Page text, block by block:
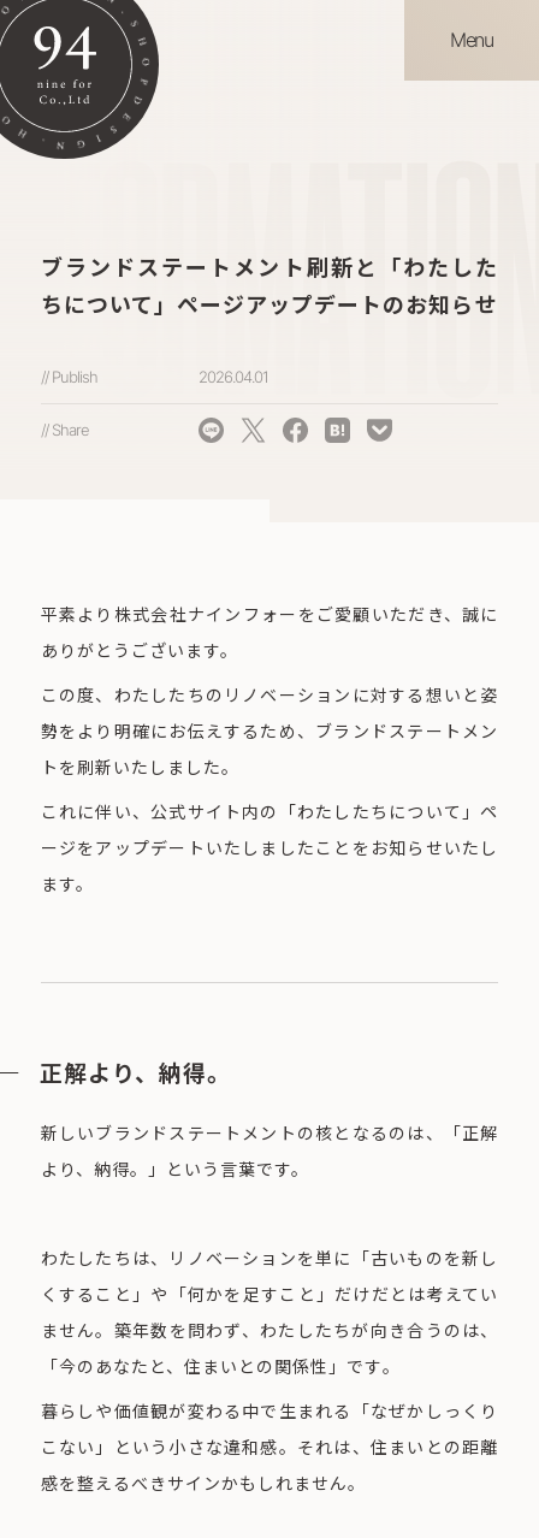
Menu
ブランドステートメント刷新と「わたした
ちについて」ページアップデートのお知らせ
// Publish 2026.04.01
// Share
平素より株式会社ナインフォーをご愛顧いただき、誠に
ありがとうございます。
この度、わたしたちのリノベーションに対する想いと姿
勢をより明確にお伝えするため、ブランドステートメン
トを刷新いたしました。
これに伴い、公式サイト内の「わたしたちについて」ペ
ージをアップデートいたしましたことをお知らせいたし
ます。
正解より、納得。
新しいブランドステートメントの核となるのは、「正解
より、納得。」という言葉です。
わたしたちは、リノベーションを単に「古いものを新し
くすること」や「何かを足すこと」だけだとは考えてい
ません。築年数を問わず、わたしたちが向き合うのは、
「今のあなたと、住まいとの関係性」です。
暮らしや価値観が変わる中で生まれる「なぜかしっくり
こない」という小さな違和感。それは、住まいとの距離
感を整えるべきサインかもしれません。